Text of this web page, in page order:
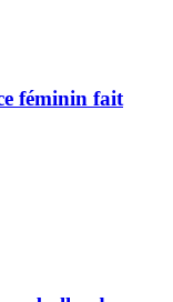
féminin fait